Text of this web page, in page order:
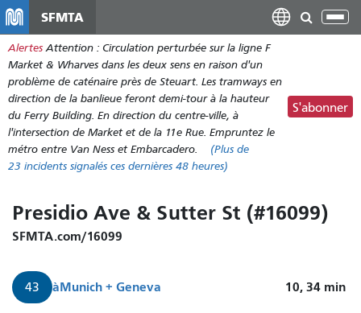
contenu
principal
SFMTA
Alertes Attention : Circulation perturbée sur la ligne F
Market & Wharves dans les deux sens en raison d'un
problème de caténaire près de Steuart. Les tramways en
direction de la banlieue feront demi-tour à la hauteur
du Ferry Building. En direction du centre-ville, à
l'intersection de Market et de la 11e Rue. Empruntez le
métro entre Van Ness et Embarcadero.
(Plus de
23 incidents signalés ces dernières 48 heures)
S'abonner
Presidio Ave & Sutter St (#16099)
SFMTA.com/16099
43 àMunich + Geneva 10, 34 min